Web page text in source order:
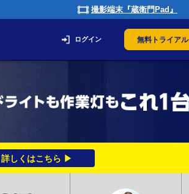
撮影端末『蔵衛門Pad』
ログイン 無料トライアル
詳しくはこちら ▶